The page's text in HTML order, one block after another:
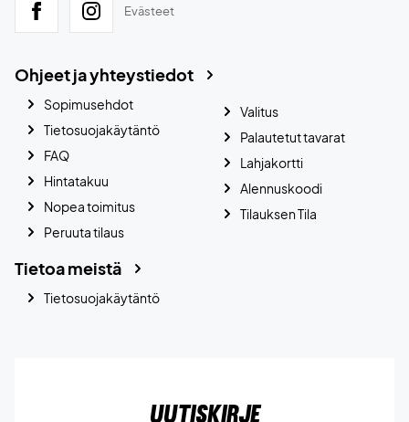
Evästeet
Ohjeet ja yhteystiedot
Sopimusehdot
Tietosuojakäytäntö
FAQ
Hintatakuu
Nopea toimitus
Peruuta tilaus
Valitus
Palautetut tavarat
Lahjakortti
Alennuskoodi
Tilauksen Tila
Tietoa meistä
Tietosuojakäytäntö
Uutiskirje